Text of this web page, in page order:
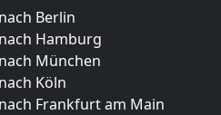
Berlin
Hamburg
München
Köln
Frankfurt am Main